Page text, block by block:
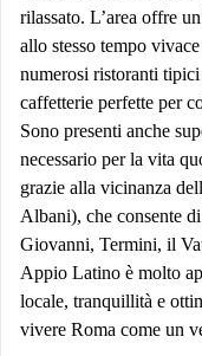
rilassato. L’area offre
allo stesso tempo
numerosi ristoranti
caffetterie perfette per
Sono presenti anche
necessario per la vita
grazie alla vicinanza
Albani), che consente
Giovanni, Termini, il
Appio Latino è molto
locale, tranquillità e
vivere Roma come un